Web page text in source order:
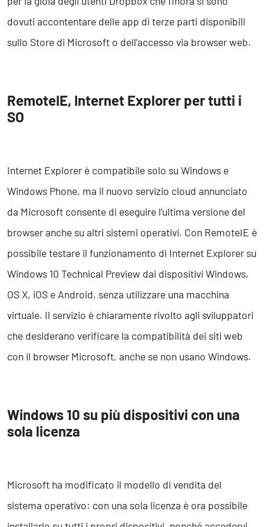
dovuti accontentare delle app di terze parti disponibili
sullo Store di Microsoft o dell’accesso via browser web.
RemoteIE, Internet Explorer per tutti i
SO
Internet Explorer è compatibile solo su Windows e
Windows Phone, ma il nuovo servizio cloud annunciato
da Microsoft consente di eseguire l’ultima versione del
browser anche su altri sistemi operativi. Con RemoteIE è
possibile testare il funzionamento di Internet Explorer su
Windows 10 Technical Preview dai dispositivi Windows,
OS X, iOS e Android, senza utilizzare una macchina
virtuale. Il servizio è chiaramente rivolto agli sviluppatori
che desiderano verificare la compatibilità dei siti web
con il browser Microsoft, anche se non usano Windows.
Windows 10 su più dispositivi con una
sola licenza
Microsoft ha modificato il modello di vendita del
sistema operativo: con una sola licenza è ora possibile